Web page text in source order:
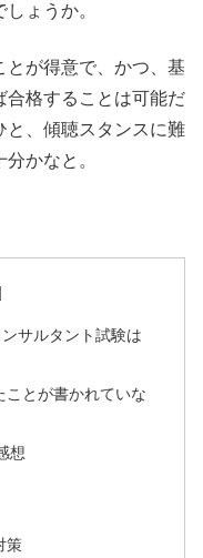
ょうか。
が得意で、かつ、基
合格することは可能だ
と、傾聴スタンスに難
かなと。
サルタント試験は
ことが書かれていな
想
策